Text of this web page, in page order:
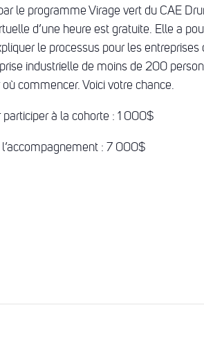
le programme Virage vert du CAE
d’une heure est gratuite. Elle a
le processus pour les entreprises
industrielle de moins de 200
commencer. Voici votre chance.
participer à la cohorte : 1 000$
: 7 000$